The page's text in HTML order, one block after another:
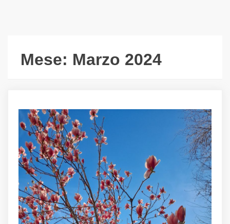
Mese: Marzo 2024